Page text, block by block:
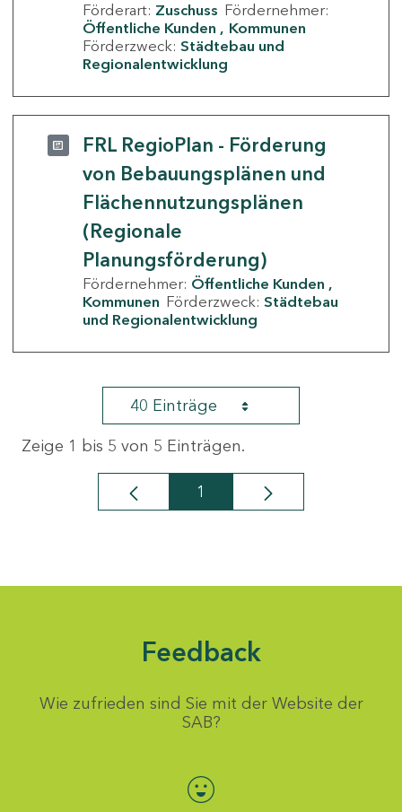
Förderart: Zuschuss Fördernehmer:
Öffentliche Kunden
Kommunen
Förderzweck: Städtebau und
Regionalentwicklung
FRL RegioPlan - Förderung
von Bebauungsplänen und
Flächennutzungsplänen
(Regionale
Planungsförderung)
Fördernehmer: Öffentliche Kunden
Kommunen Förderzweck: Städtebau
und Regionalentwicklung
40 Einträge
Zeige 1 bis 5 von 5 Einträgen.
Seite
1
Feedback
Wie zufrieden sind Sie mit der Website der
SAB?
Bewertung auswählen